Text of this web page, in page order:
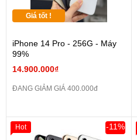
Giá tốt !
iPhone 14 Pro - 256G - Máy
99%
14.900.000₫
ĐANG GIẢM GIÁ 400.000đ
-11%
Hot